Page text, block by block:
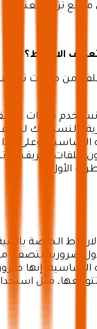
تزوره بعناية.
الارتباط؟
من ملفات تعريف
نستخدم ملفات
بالنسبة لك
وعلى هذا
تعريف
الأول.
الخاصة
ضرورية لتصفح
إنها
مثل